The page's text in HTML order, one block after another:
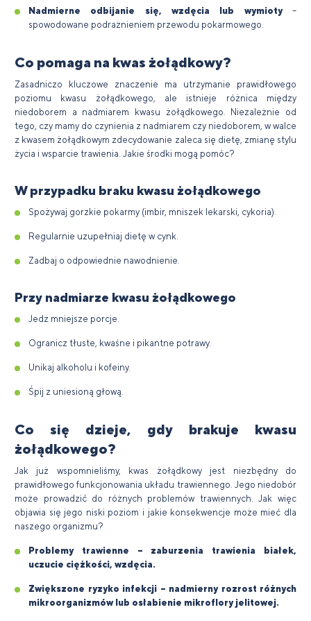
Nadmierne odbijanie się, wzdęcia lub wymioty–
spowodowane podrażnieniem przewodu pokarmowego.
Co pomaga na kwas żołądkowy?
Zasadniczo kluczowe znaczenie ma utrzymanie prawidłowego
poziomu kwasu żołądkowego, ale istnieje różnica między
niedoborem a nadmiarem kwasu żołądkowego. Niezależnie od
tego, czy mamy do czynienia z nadmiarem czy niedoborem, w walce
z kwasem żołądkowym zdecydowanie zaleca się dietę, zmianę stylu
życia i wsparcie trawienia. Jakie środki mogą pomóc?
W przypadku braku kwasu żołądkowego
Spożywaj gorzkie pokarmy (imbir, mniszek lekarski, cykoria).
Regularnie uzupełniaj dietę w cynk.
Zadbaj o odpowiednie nawodnienie.
Przy nadmiarze kwasu żołądkowego
Jedz mniejsze porcje.
Ogranicz tłuste, kwaśne i pikantne potrawy.
Unikaj alkoholu i kofeiny.
Śpij z uniesioną głową.
Co się dzieje, gdy brakuje kwasu
żołądkowego?
Jak już wspomnieliśmy, kwas żołądkowy jest niezbędny do
prawidłowego funkcjonowania układu trawiennego. Jego niedobór
może prowadzić do różnych problemów trawiennych. Jak więc
objawia się jego niski poziom i jakie konsekwencje może mieć dla
naszego organizmu?
Problemy trawienne – zaburzenia trawienia białek,
uczucie ciężkości, wzdęcia.
Zwiększone ryzyko infekcji – nadmierny rozrost różnych
mikroorganizmów lub osłabienie mikroflory jelitowej.